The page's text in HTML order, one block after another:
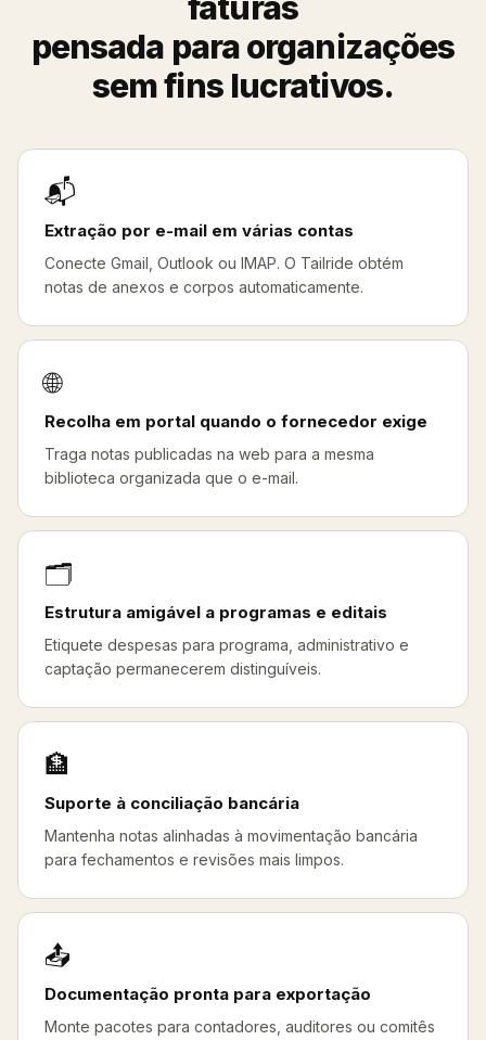
pensada para organizações
sem fins lucrativos.
📬
Extração por e-mail em várias contas
Conecte Gmail, Outlook ou IMAP. O Tailride obtém
notas de anexos e corpos automaticamente.
🌐
Recolha em portal quando o fornecedor exige
Traga notas publicadas na web para a mesma
biblioteca organizada que o e-mail.
🗂️
Estrutura amigável a programas e editais
Etiquete despesas para programa, administrativo e
captação permanecerem distinguíveis.
🏦
Suporte à conciliação bancária
Mantenha notas alinhadas à movimentação bancária
para fechamentos e revisões mais limpos.
📤
Documentação pronta para exportação
Monte pacotes para contadores, auditores ou comitês